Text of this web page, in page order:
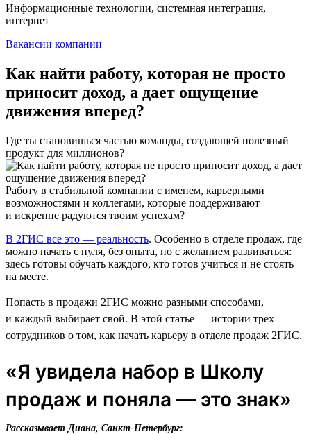
Информационные технологии, системная интеграция,
интернет
Вакансии компании
Как найти работу, которая не просто
приносит доход, а дает ощущение
движения вперед?
Где ты становишься частью команды, создающей полезный
продукт для миллионов?
Работу в стабильной компании с именем, карьерными
возможностями и коллегами, которые поддерживают
и искренне радуются твоим успехам?
В 2ГИС все это — реальность. Особенно в отделе продаж, где
можно начать с нуля, без опыта, но с желанием развиваться:
здесь готовы обучать каждого, кто готов учиться и не стоять
на месте.
Попасть в продажи 2ГИС можно разными способами,
и каждый выбирает свой. В этой статье — истории трех
сотрудников о том, как начать карьеру в отделе продаж 2ГИС.
«Я увидела набор в Школу
продаж и поняла — это знак»
Рассказывает Диана, Санкт-Петербург: